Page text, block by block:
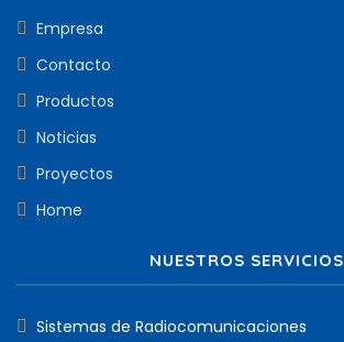
Empresa
Contacto
Productos
Noticias
Proyectos
Home
NUESTROS SERVICIOS
Sistemas de Radiocomunicaciones